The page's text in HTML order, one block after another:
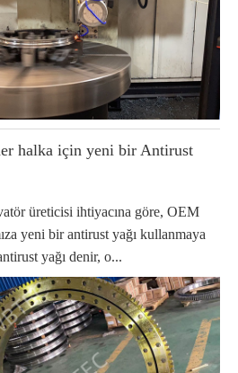
halka için yeni bir Antirust
üreticisi ihtiyacına göre, OEM
yeni bir antirust yağı kullanmaya
yağı denir, o...